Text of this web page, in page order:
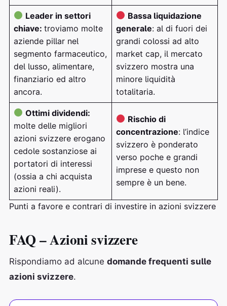
Leader in settori
chiave: troviamo molte
aziende pillar nel
segmento farmaceutico,
del lusso, alimentare,
finanziario ed altro
ancora.
Bassa liquidazione
generale: al di fuori dei
grandi colossi ad alto
market cap, il mercato
svizzero mostra una
minore liquidità
totalitaria.
Ottimi dividendi:
molte delle migliori
azioni svizzere erogano
cedole sostanziose ai
portatori di interessi
(ossia a chi acquista
azioni reali).
Rischio di
concentrazione: l’indice
svizzero è ponderato
verso poche e grandi
imprese e questo non
sempre è un bene.
Punti a favore e contrari di investire in azioni svizzere
FAQ – Azioni svizzere
Rispondiamo ad alcune domande frequenti sulle
azioni svizzere.